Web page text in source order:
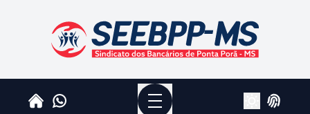
SEEBPPMS - Sindicato dos Bancários de Ponta
HomeWhatsapp
Menu
AlterarLogin